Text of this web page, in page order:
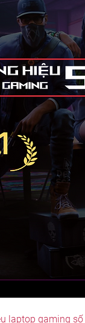
laptop gaming